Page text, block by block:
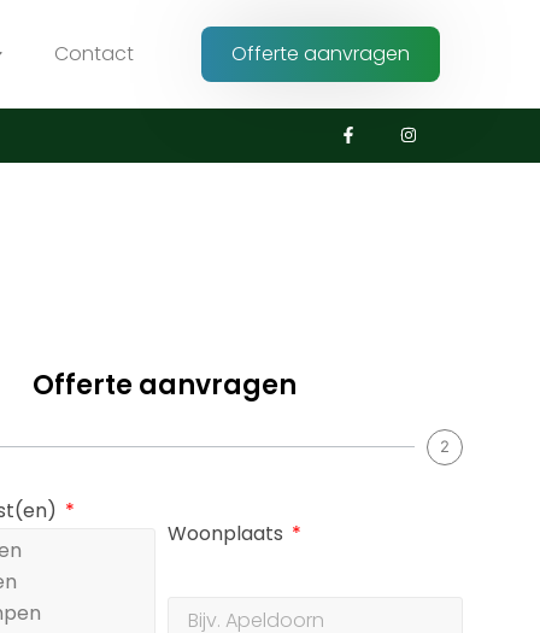
Contact Offerte aanvragen
Offerte aanvragen
2
Woonplaats